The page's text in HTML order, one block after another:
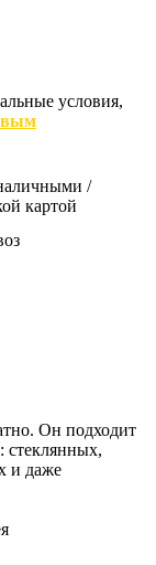
условия,
/
картой
Он подходит
стеклянных,
и даже